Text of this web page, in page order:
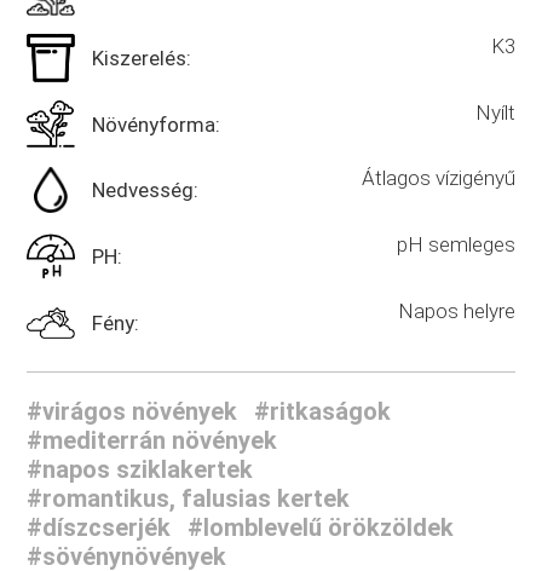
Kiszerelés: K3
Növényforma: Nyílt
Nedvesség: Átlagos vízigényű
PH: pH semleges
Fény: Napos helyre
#virágos növények
#ritkaságok
#mediterrán növények
#napos sziklakertek
#romantikus, falusias kertek
#díszcserjék
#lomblevelű örökzöldek
#sövénynövények